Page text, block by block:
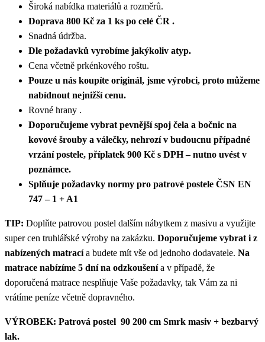
Široká nabídka materiálů a rozměrů.
Doprava 800 Kč za 1 ks po celé ČR .
Snadná údržba.
Dle požadavků vyrobíme jakýkoliv atyp.
Cena včetně prkénkového roštu.
Pouze u nás koupíte originál, jsme výrobci, proto můžeme
nabídnout nejnižší cenu.
Rovné hrany .
Doporučujeme vybrat pevnější spoj čela a bočnic na
kovové šrouby a válečky, nehrozí v budoucnu případné
vrzání postele, příplatek 900 Kč s DPH – nutno uvést v
poznámce.
Splňuje požadavky normy pro patrové postele ČSN EN
747 – 1 + A1
TIP: Doplňte patrovou postel dalším nábytkem z masivu a využijte
super cen truhlářské výroby na zakázku. Doporučujeme vybrat i z
nabízených matracía budete mít vše od jednoho dodavatele. Na
matrace nabízíme 5 dní na odzkoušenía v případě, že
doporučená matrace nesplňuje Vaše požadavky, tak Vám za ni
vrátíme peníze včetně dopravného.
VÝROBEK: Patrová postel 90 200 cm Smrk masiv + bezbarvý
lak.